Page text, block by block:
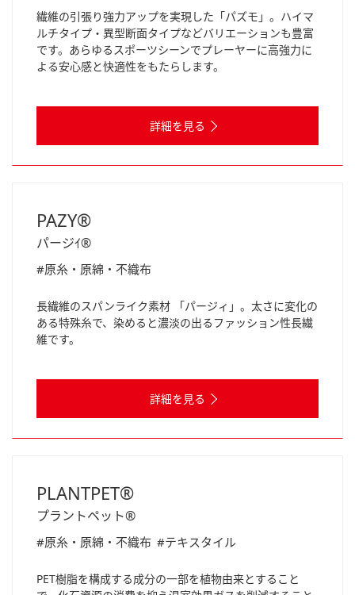
繊維の引張り強力アップを実現した「パズモ」。ハイマ
ルチタイプ・異型断面タイプなどバリエーションも豊富
です。あらゆるスポーツシーンでプレーヤーに高強力に
よる安心感と快適性をもたらします。
詳細を見る
PAZY®
パージｲ®
#原糸・原綿・不織布
長繊維のスパンライク素材 「パージィ」。太さに変化の
ある特殊糸で、染めると濃淡の出るファッション性長繊
維です。
詳細を見る
PLANTPET®
プラントペット®
#原糸・原綿・不織布 #テキスタイル
PET樹脂を構成する成分の一部を植物由来とすること